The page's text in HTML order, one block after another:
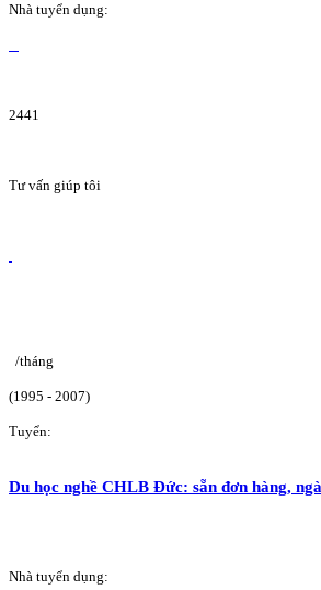
Nhà tuyển dụng:
2441
Tư vấn giúp tôi
/tháng
(1995 - 2007)
Tuyển:
Du học nghề CHLB Đức: sẵn đơn hàng,
Nhà tuyển dụng: